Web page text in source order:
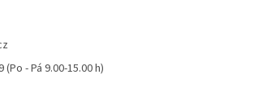
(Po - Pá 9.00-15.00 h)